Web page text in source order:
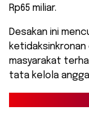
Rp65 miliar.
Desakan ini
masyarakat
tata kelola